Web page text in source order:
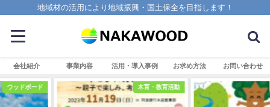
地域材の活用により地域振興・国土保全を目指します！
会社紹介 事業内容 活用・導入事例 お求め方法 お問い合わせ
木育・教育活動 木粉・活用製品